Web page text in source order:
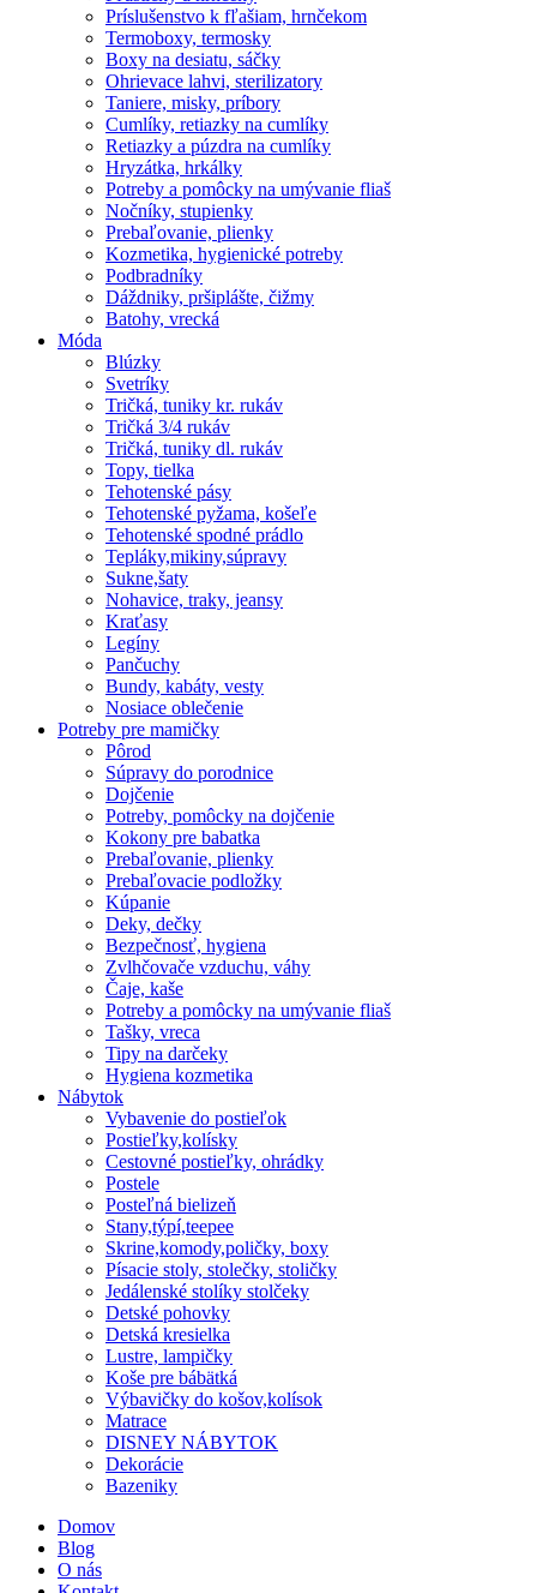
Príslušenstvo k fľašiam, hrnčekom
Termoboxy, termosky
Boxy na desiatu, sáčky
Ohrievace lahvi, sterilizatory
Taniere, misky, príbory
Cumlíky, retiazky na cumlíky
Retiazky a púzdra na cumlíky
Hryzátka, hrkálky
Potreby a pomôcky na umývanie fliaš
Nočníky, stupienky
Prebaľovanie, plienky
Kozmetika, hygienické potreby
Podbradníky
Dáždniky, pršiplášte, čižmy
Batohy, vrecká
Móda
Blúzky
Svetríky
Tričká, tuniky kr. rukáv
Tričká 3/4 rukáv
Tričká, tuniky dl. rukáv
Topy, tielka
Tehotenské pásy
Tehotenské pyžama, košeľe
Tehotenské spodné prádlo
Tepláky,mikiny,súpravy
Sukne,šaty
Nohavice, traky, jeansy
Kraťasy
Legíny
Pančuchy
Bundy, kabáty, vesty
Nosiace oblečenie
Potreby pre mamičky
Pôrod
Súpravy do porodnice
Dojčenie
Potreby, pomôcky na dojčenie
Kokony pre babatka
Prebaľovanie, plienky
Prebaľovacie podložky
Kúpanie
Deky, dečky
Bezpečnosť, hygiena
Zvlhčovače vzduchu, váhy
Čaje, kaše
Potreby a pomôcky na umývanie fliaš
Tašky, vreca
Tipy na darčeky
Hygiena kozmetika
Nábytok
Vybavenie do postieľok
Postieľky,kolísky
Cestovné postieľky, ohrádky
Postele
Posteľná bielizeň
Stany,týpí,teepee
Skrine,komody,poličky, boxy
Písacie stoly, stolečky, stoličky
Jedálenské stolíky stolčeky
Detské pohovky
Detská kresielka
Lustre, lampičky
Koše pre bábätká
Výbavičky do košov,kolísok
Matrace
DISNEY NÁBYTOK
Dekorácie
Bazeniky
Domov
Blog
O nás